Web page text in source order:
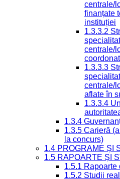
centrale/
finanțate
instituției
1.3.3.2
centrale/
1.3.3.3
centrale/
aflate în
1.3.3.4
1.3.4
1.3.5 Carieră
la concurs)
1.4 PROGRAME ȘI
1.5 RAPOARTE ȘI
1.5.1 Rapoarte
1.5.2 Studii